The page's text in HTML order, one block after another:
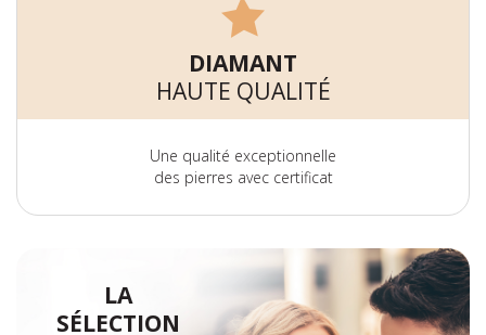
DIAMANT
HAUTE QUALITÉ
Une qualité exceptionnelle
des pierres avec certificat
LA
SÉLECTION